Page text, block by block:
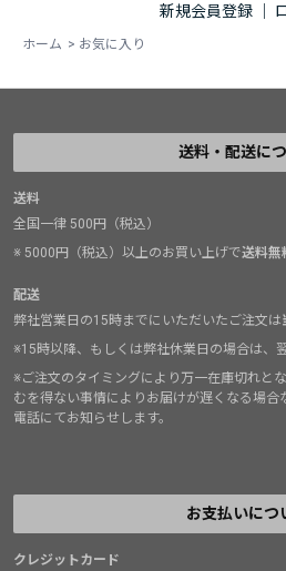
新規会員登録
ホーム > お気に入り
送料・配送に
送料
全国一律 500円（税込）
※ 5000円（税込）以上のお買い上げで送料無
配送
弊社営業日の15時までにいただいたご注文は
※15時以降、もしくは弊社休業日の場合は、
※ご注文のタイミングにより万一在庫切れと
むを得ない事情によりお届けが遅くなる場
電話にてお知らせします。
お支払いにつ
クレジットカード